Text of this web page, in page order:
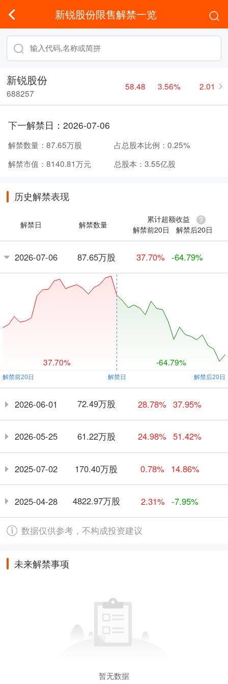
新锐股份限售解禁一览
新锐股份
688257
58.48 3.56% 2.01
下一解禁日： 2026-07-06
解禁数量： 87.65万股 占总股本比例： 0.25%
解禁市值： 8140.81万元 总股本： 3.55亿股
历史解禁表现
解禁日 解禁数量
累计超额收益
解禁前20日
解禁后20日
2026-07-06 87.65万股 37.70% -64.79%
37.70% -64.79%
2026-06-01 72.49万股 28.78% 37.95%
2026-05-25 61.22万股 24.98% 51.42%
2025-07-02 170.40万股 0.78% 14.86%
2025-04-28 4822.97万股 2.31% -7.95%
数据仅供参考，不构成投资建议
未来解禁事项
暂无数据